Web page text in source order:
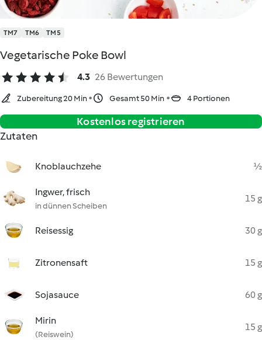
TM7 TM6 TM5
Vegetarische Poke Bowl
4.3 26 Bewertungen
Zubereitung 20 Min Gesamt 50 Min 4 Portionen
Kostenlos registrieren
Zutaten
Knoblauchzehe ½
Ingwer, frisch
in dünnen Scheiben
15 g
Reisessig 30 g
Zitronensaft 15 g
Sojasauce 60 g
Mirin
(Reiswein)
15 g